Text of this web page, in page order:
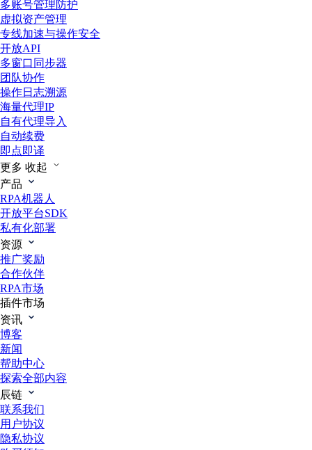
多账号管理防护
虚拟资产管理
专线加速与操作安全
开放API
多窗口同步器
团队协作
操作日志溯源
海量代理IP
自有代理导入
自动续费
即点即译
更多 收起
产品
RPA机器人
开放平台SDK
私有化部署
资源
推广奖励
合作伙伴
RPA市场
插件市场
资讯
博客
新闻
帮助中心
探索全部内容
辰链
联系我们
用户协议
隐私协议